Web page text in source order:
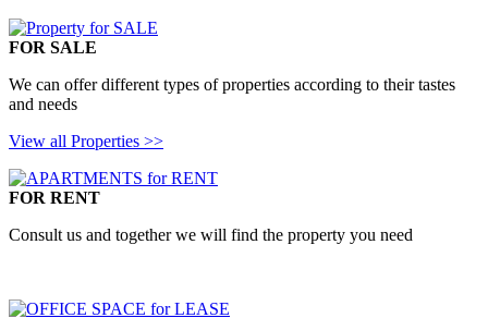
FOR SALE
We can offer different types of properties according to their tastes
and needs
View all Properties >>
FOR RENT
Consult us and together we will find the property you need